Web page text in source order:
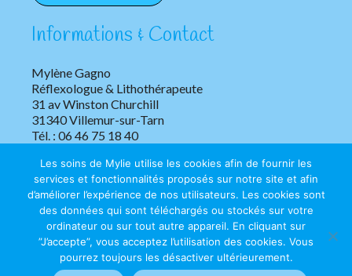
Informations & Contact
Mylène Gagno
Réflexologue & Lithothérapeute
31 av Winston Churchill
31340 Villemur-sur-Tarn
Tél. : 06 46 75 18 40
Copyright © 2026 Les soins de Mylie | Tous droits réservés.
Les soins de Mylie utilise les cookies afin de fournir les
services et fonctionnalités proposés sur notre site et afin
d’améliorer l’expérience de nos utilisateurs. Les cookies sont
des données qui sont téléchargés ou stockés sur votre
ordinateur ou sur tout autre appareil. En cliquant sur
”J’accepte”, vous acceptez l’utilisation des cookies. Vous
pourrez toujours les désactiver ultérieurement.